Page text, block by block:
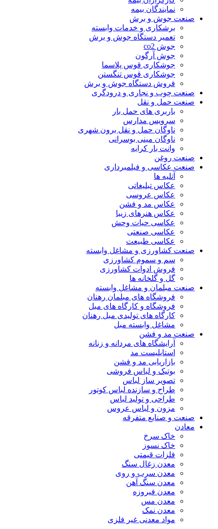
نمایندگان بیمه
صنعت جوش و برش
برشکاری و خدمات وابسته
تعمیر دستگاه جوش و برش
جوش co2
جوش آرگون
جوشکاری قوس پلاسما
جوشکاری قوس تنگستن
فروش دستگاه جوش و برش
صنعت چوب و نجاری و درودگری
صنعت حمل و نقل
باربری های حمل بار
سرویس مدارس
ناوگان حمل و نقل برون شهری
ناوگان مینی بوسرانی
وانت بار کرایه
صنعت روغن
صنعت عکاسی و فیلمبرداری
آتلیه ها
عکاس تبلیغاتی
عکاس عروسی
عکاس مد و فشن
عکاس هنرهای زیبا
عکاسی حیات وحش
عکاسی صنعتی
عکاسی طبیعت
صنعت کشاورزی و مشاغل وابسته
سم و سموم کشاورزی
فروش ادوات کشاورزی
گل و گلخانه ها
صنعت مبلمان و مشاغل وابسته
فروشگاه های مبلمان رهنان
فروشگاه و کارگاه های مبل
کارگاه های تولیدی مبل رهنان
مشاغل وابسته مبل
صنعت مد و فشن
آرایشگاه های مردانه و زنانه
استایلیست مد
بازاریابی مد و فشن
بوتیک و لباس فروشی
تصویر ساز لباس
طراح و سازنده لباس کوتور
طراحی و تولید لباس
مزون و لباس عروس
صنعت و صنایع متفرقه
معادن
خاک سرخ
خاک نسوز
فلزات قیمتی
معدن زغال سنگ
معدن سرب و روی
معدن سنگ آهن
معدن فیروزه
معدن مس
معدن نمک
مواد معدنی غیر فلزی